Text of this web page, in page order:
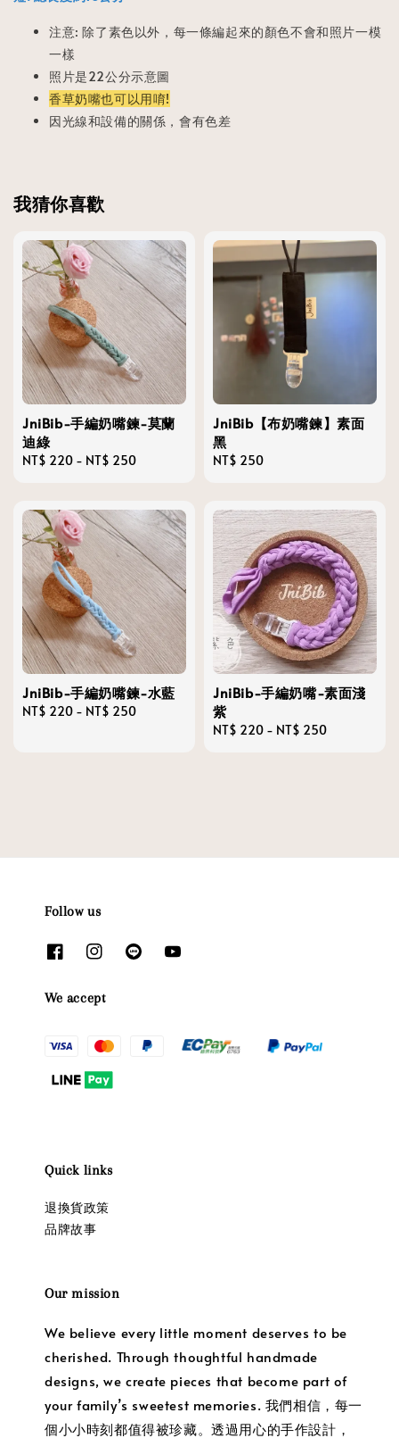
注意: 除了素色以外，每一條編起來的顏色不會和照片一模
一樣
照片是22公分示意圖
香草奶嘴也可以用唷!
因光線和設備的關係，會有色差
我猜你喜歡
JniBib-手編奶嘴鍊-莫蘭
迪綠
Regular
NT$ 220 - NT$ 250
JniBib【布奶嘴鍊】素面
黑
Regular
NT$ 250
JniBib-手編奶嘴鍊-水藍
Regular
NT$ 220 - NT$ 250
JniBib-手編奶嘴-素面淺
紫
Regular
NT$ 220 - NT$ 250
Follow us
We accept
Quick links
退換貨政策
品牌故事
Our mission
We believe every little moment deserves to be
cherished. Through thoughtful handmade
designs, we create pieces that become part of
your family’s sweetest memories. 我們相信，每一
個小小時刻都值得被珍藏。透過用心的手作設計，